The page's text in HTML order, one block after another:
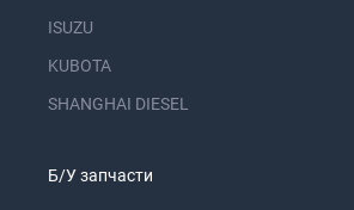
ISUZU
KUBOTA
SHANGHAI DIESEL
Б/У запчасти